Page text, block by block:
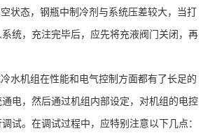
状态，钢瓶中制冷剂与系统压差较大，当打
统，充注完毕后，应先将充液阀门关闭，再
水机组在性能和电气控制方面都有了长足的
电，然后通过机组内部设定，对机组的电控
试。在调试过程中，应特别注意以下几点：